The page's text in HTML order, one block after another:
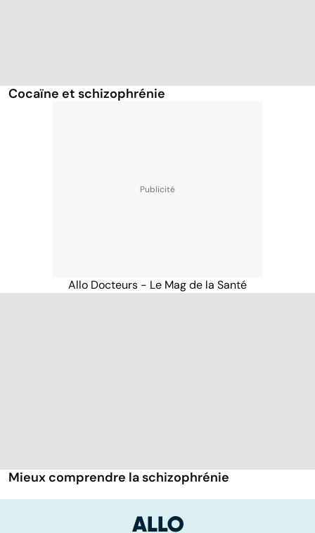
Cocaïne et schizophrénie
Allo Docteurs - Le Mag de la Santé
Mieux comprendre la schizophrénie